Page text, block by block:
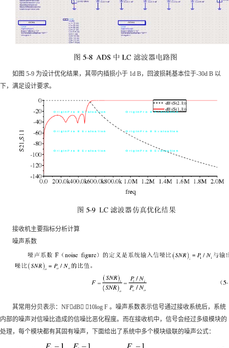
如图 5-9 为设计优化结果，其带内插损小于 1d B，回波损耗基本位于-30d B 以
下，满足设计要求。
接收机主要指标分析计算
噪声系数
其常用分贝表示：NFdB 10log F 。噪声系数表示信号通过接收系统后，系统
内部的噪声对信噪比造成的信噪比恶化程度。而在接收机中，信号会经过多级模块的
处理，每个模块都有其固有噪声，下面给出了系统中多个模块级联的噪声公式：